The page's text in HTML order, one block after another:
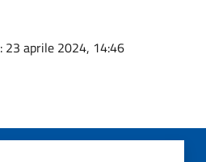
: 23 aprile 2024, 14:46